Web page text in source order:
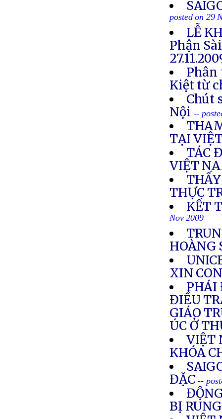
posted on 29
LỄ
Phận
Phân
Kiệt từ
Chút
Nội --
TẠI
TÁC
VIỆT
THỰC
KẾT
Nov 2009
HOÀNG
XIN
PHÁI
ĐIỀU
GIÁO
ÚC Ở
VIỆT
KHÓA
ĐẶC--
BỊ